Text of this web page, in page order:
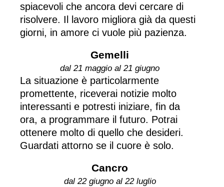
spiacevoli che ancora devi cercare di
risolvere. Il lavoro migliora già da questi
giorni, in amore ci vuole più pazienza.
Gemelli
dal 21 maggio al 21 giugno
La situazione è particolarmente
promettente, riceverai notizie molto
interessanti e potresti iniziare, fin da
ora, a programmare il futuro. Potrai
ottenere molto di quello che desideri.
Guardati attorno se il cuore è solo.
Cancro
dal 22 giugno al 22 luglio